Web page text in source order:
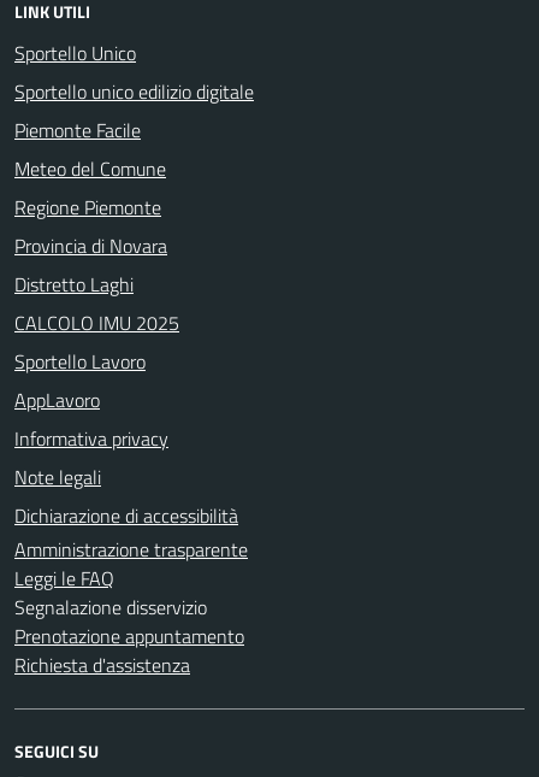
LINK UTILI
Sportello Unico
Sportello unico edilizio digitale
Piemonte Facile
Meteo del Comune
Regione Piemonte
Provincia di Novara
Distretto Laghi
CALCOLO IMU 2025
Sportello Lavoro
AppLavoro
Informativa privacy
Note legali
Dichiarazione di accessibilità
Amministrazione trasparente
Leggi le FAQ
Segnalazione disservizio
Prenotazione appuntamento
Richiesta d'assistenza
SEGUICI SU